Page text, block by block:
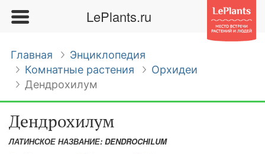
LePlants.ru
Главная
Энциклопедия
Комнатные растения
Орхидеи
Дендрохилум
Дендрохилум
ЛАТИНСКОЕ НАЗВАНИЕ: DENDROCHILUM